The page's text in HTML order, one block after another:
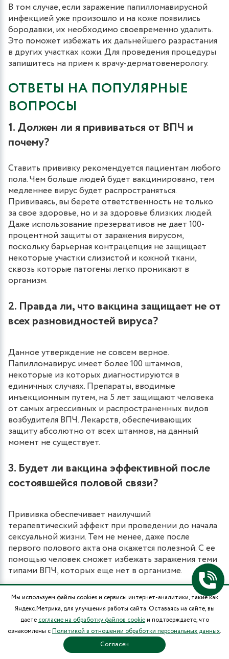
В том случае, если заражение папилломавирусной
инфекцией уже произошло и на коже появились
бородавки, их необходимо своевременно удалить.
Это поможет избежать их дальнейшего разрастания
в других участках кожи. Для проведения процедуры
запишитесь на прием к врачу-дерматовенерологу.
ОТВЕТЫ НА ПОПУЛЯРНЫЕ
ВОПРОСЫ
1. Должен ли я прививаться от ВПЧ и
почему?
Ставить прививку рекомендуется пациентам любого
пола. Чем больше людей будет вакцинировано, тем
медленнее вирус будет распространяться.
Прививаясь, вы берете ответственность не только
за свое здоровье, но и за здоровье близких людей.
Даже использование презервативов не дает 100-
процентной защиты от заражения вирусом,
поскольку барьерная контрацепция не защищает
некоторые участки слизистой и кожной ткани,
сквозь которые патогены легко проникают в
организм.
2. Правда ли, что вакцина защищает не от
всех разновидностей вируса?
Данное утверждение не совсем верное.
Папилломавирус имеет более 100 штаммов,
некоторые из которых диагностируются в
единичных случаях. Препараты, вводимые
инъекционным путем, на 5 лет защищают человека
от самых агрессивных и распространенных видов
возбудителя ВПЧ. Лекарств, обеспечивающих
защиту абсолютно от всех штаммов, на данный
момент не существует.
3. Будет ли вакцина эффективной после
состоявшейся половой связи?
Прививка обеспечивает наилучший
терапевтический эффект при проведении до начала
сексуальной жизни. Тем не менее, даже после
первого полового акта она окажется полезной. С ее
помощью человек сможет избежать заражения теми
типами ВПЧ, которых еще нет в организме.
4. Может ли вирус быть только у одного
партнера?
Да. Причина кроется в особенностях работы
иммунитета каждого человека. Ситуации, при
Мы используем файлы cookies и сервисы интернет-аналитики, такие как
Яндекс.Метрика, для улучшения работы сайта. Оставаясь на сайте, вы
даете согласие на обработку файлов cookieи подтверждаете, что
ознакомлены сПолитикой в отношении обработки персональных данных.
Согласен